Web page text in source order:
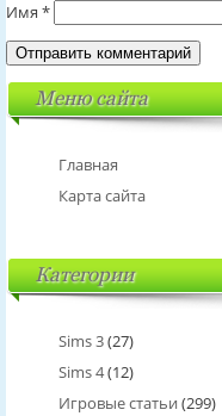
Имя *
Меню сайта
Главная
Карта сайта
Категории
Sims 3(27)
Sims 4(12)
Игровые статьи (299)